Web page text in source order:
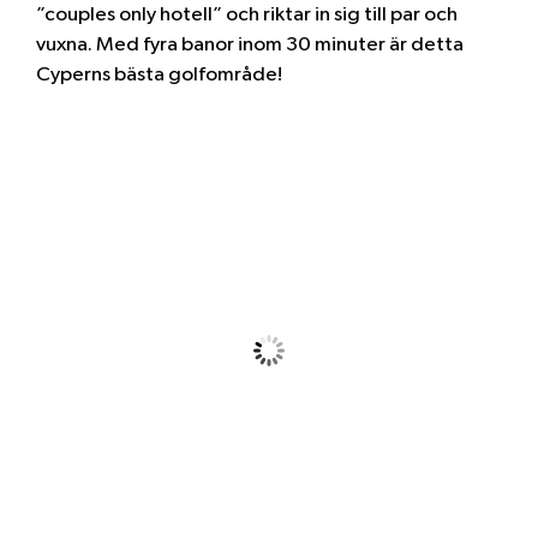
”couples only hotell” och riktar in sig till par och
vuxna. Med fyra banor inom 30 minuter är detta
Cyperns bästa golfområde!
Vindby: 15 km/h